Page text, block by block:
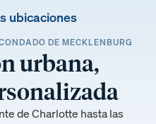
ubicaciones
DE MECKLENBURG
urbana,
de Charlotte hasta las